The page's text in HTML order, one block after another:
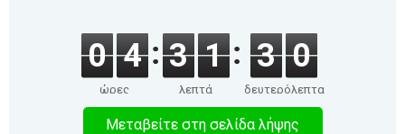
0 4
ώρες
3 1
λεπτά
3 0
δευτερόλεπτα
Μεταβείτε στη σελίδα λήψης